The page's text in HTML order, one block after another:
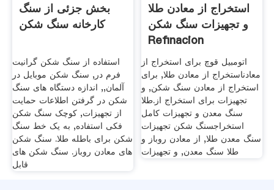
بخش جزئی از سنگ
کارخانه سنگ شکن
استفاده از سنگ شکن گرانیت
فرم در, سنگ شکن موبایل در
آلمان,, اندازه دستگاه های سنگ
شکن در گرفتن اطلاعات حمایت
از تجهیزات, کوچک سنگ شکن
فکی استفاده, به یک خط سنگ
شکن برای باطله طلا. سنگ شکن
های معادن روباز. سنگ شکن های
قابل
استخراج از معادن طلا
و تجهیزات سنگ شکن
Refinacion
اتومبیل قوچ برای استخراج از
معادناستخراج از معادن طلا, برای
استخراج از معادن سنگ شکن, و
تجهیزات برای استخراج از.طلا
سنگ معدن و تجهیزات کامل
استخراجسنگ شکن تجهیزات
سنگ معدن طلا, از معادن روباز و
طلا سنگ معدن, و تجهیزات